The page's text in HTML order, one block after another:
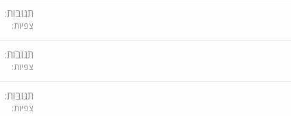
תגובות
צפיות
תגובות
צפיות
תגובות
צפיות